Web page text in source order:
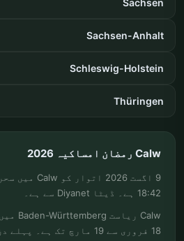
Sachsen
Sachsen-Anhalt
Schleswig-Holstein
Thüringen
Calw رمضان امساکیہ 2026
18:42 ہے۔ ڈیٹا Diyanet سے ہے۔